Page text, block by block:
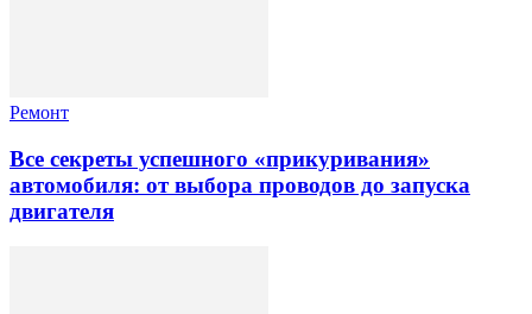
Ремонт
Все секреты успешного «прикуривания»
автомобиля: от выбора проводов до запуска
двигателя